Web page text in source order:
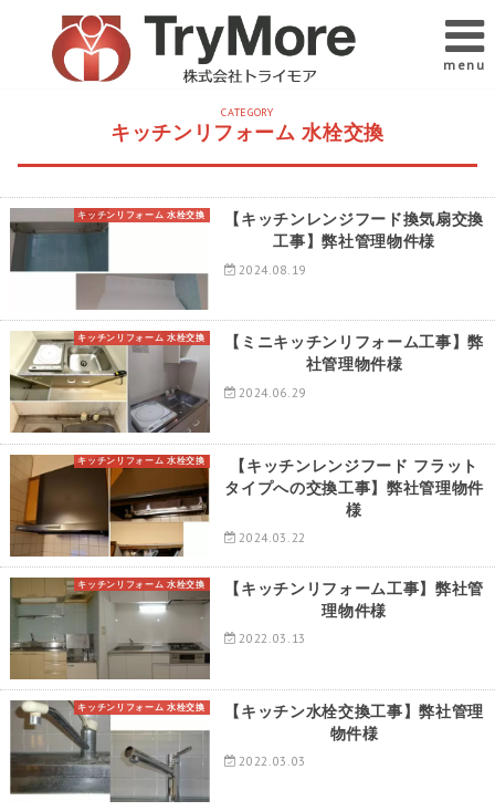
menu
CATEGORY
キッチンリフォーム 水栓交換
キッチンリフォーム 水栓交換
【キッチンレンジフード換気扇交換
工事】弊社管理物件様
2024.08.19
キッチンリフォーム 水栓交換
【ミニキッチンリフォーム工事】弊
社管理物件様
2024.06.29
キッチンリフォーム 水栓交換
【キッチンレンジフード フラット
タイプへの交換工事】弊社管理物件
様
2024.03.22
キッチンリフォーム 水栓交換
【キッチンリフォーム工事】弊社管
理物件様
2022.03.13
キッチンリフォーム 水栓交換
【キッチン水栓交換工事】弊社管理
物件様
2022.03.03